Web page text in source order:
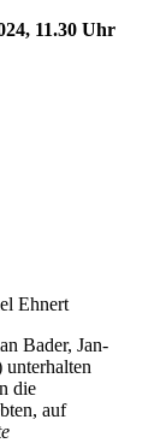
11.30 Uhr
Ehnert
Bader, Jan-
die
auf